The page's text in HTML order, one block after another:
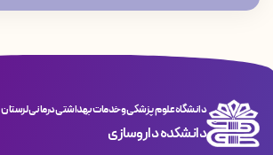
دانشگاه علوم پزشکی و خدمات بهداشتی درمانی لرستان
دانشکده داروسازی